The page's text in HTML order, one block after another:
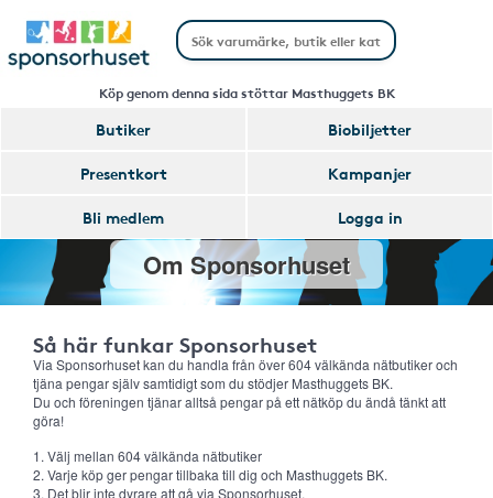
Köp genom denna sida stöttar Masthuggets BK
Butiker
Biobiljetter
Presentkort
Kampanjer
Bli medlem
Logga in
Om Sponsorhuset
Så här funkar Sponsorhuset
Via Sponsorhuset kan du handla från över 604 välkända nätbutiker och
tjäna pengar själv samtidigt som du stödjer Masthuggets BK.
Du och föreningen tjänar alltså pengar på ett nätköp du ändå tänkt att
göra!
1. Välj mellan 604 välkända nätbutiker
2. Varje köp ger pengar tillbaka till dig och Masthuggets BK.
3. Det blir inte dyrare att gå via Sponsorhuset.